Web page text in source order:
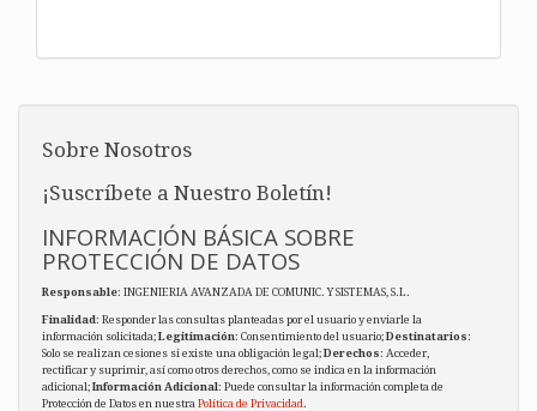
Sobre Nosotros
¡Suscríbete a Nuestro Boletín!
INFORMACIÓN BÁSICA SOBRE
PROTECCIÓN DE DATOS
Responsable: INGENIERIA AVANZADA DE COMUNIC. Y SISTEMAS, S.L.
Finalidad: Responder las consultas planteadas por el usuario y enviarle la
información solicitada;Legitimación: Consentimiento del usuario;Destinatarios:
Solo se realizan cesiones si existe una obligación legal;Derechos: Acceder,
rectificar y suprimir, así como otros derechos, como se indica en la información
adicional;Información Adicional: Puede consultar la información completa de
Protección de Datos en nuestra Política de Privacidad.